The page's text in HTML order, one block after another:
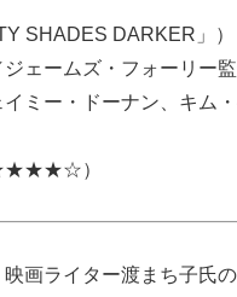
SHADES DARKER」）
ジェームズ・フォーリー
ミー・ドーナン、キム・
★★★★☆）
映画ライター渡まち子氏